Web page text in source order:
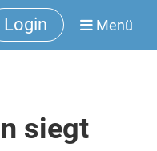
Login Menü
siegt